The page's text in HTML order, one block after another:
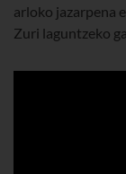
arloko jazarpena
Zuri laguntzeko